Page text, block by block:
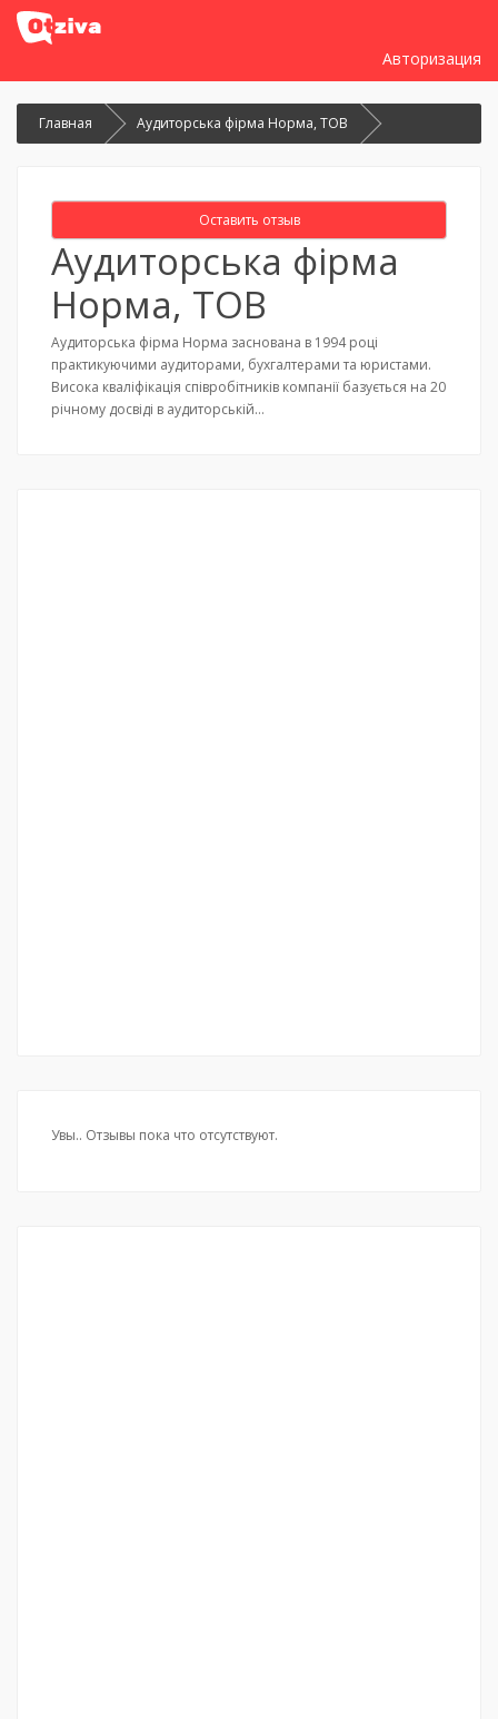
Авторизация
Главная Аудиторська фірма Норма, ТОВ
Оставить отзыв
Аудиторська фірма
Норма, ТОВ
Аудиторська фірма Норма заснована в 1994 році
практикуючими аудиторами, бухгалтерами та юристами.
Висока кваліфікація співробітників компанії базується на 20
річному досвіді в аудиторській…
Увы.. Отзывы пока что отсутствуют.